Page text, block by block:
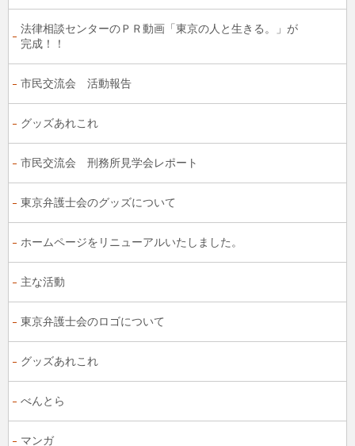
法律相談センターのＰＲ動画「東京の人と生きる。」が
完成！！
市民交流会 活動報告
グッズあれこれ
市民交流会 刑務所見学会レポート
東京弁護士会のグッズについて
ホームページをリニューアルいたしました。
主な活動
東京弁護士会のロゴについて
グッズあれこれ
べんとら
マンガ